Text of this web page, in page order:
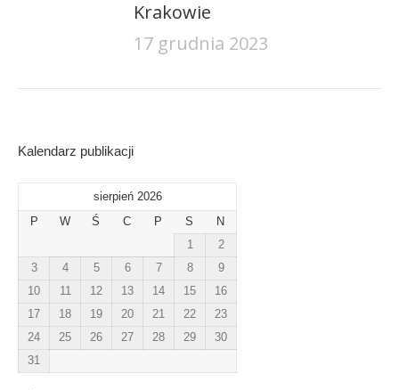
Krakowie
17 grudnia 2023
Kalendarz publikacji
sierpień 2026
P
W Ś C P S
N
1
2
3
4 5 6 7 8
9
10
11 12 13 14 15
16
17
18 19 20 21 22
23
24
25 26 27 28 29
30
31